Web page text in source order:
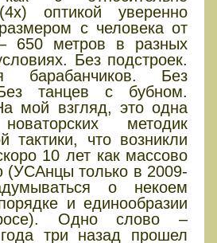
оптикой уверенно
с человека от
650 метров в разных
Без подстроек.
барабанчиков. Без
танцев с бубном.
мой взгляд, это одна
методик
тактики, что возникли
10 лет как массово
только в 2009-
о некоем
и единообразии
Одно слово –
три назад прошел